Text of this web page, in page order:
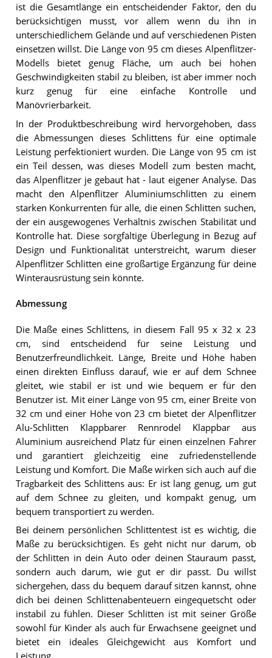
ist die Gesamtlänge ein entscheidender Faktor, den du
berücksichtigen musst, vor allem wenn du ihn in
unterschiedlichem Gelände und auf verschiedenen Pisten
einsetzen willst. Die Länge von 95 cm dieses Alpenflitzer-
Modells bietet genug Fläche, um auch bei hohen
Geschwindigkeiten stabil zu bleiben, ist aber immer noch
kurz genug für eine einfache Kontrolle und
Manövrierbarkeit.
In der Produktbeschreibung wird hervorgehoben, dass
die Abmessungen dieses Schlittens für eine optimale
Leistung perfektioniert wurden. Die Länge von 95 cm ist
ein Teil dessen, was dieses Modell zum besten macht,
das Alpenflitzer je gebaut hat - laut eigener Analyse. Das
macht den Alpenflitzer Aluminiumschlitten zu einem
starken Konkurrenten für alle, die einen Schlitten suchen,
der ein ausgewogenes Verhältnis zwischen Stabilität und
Kontrolle hat. Diese sorgfältige Überlegung in Bezug auf
Design und Funktionalität unterstreicht, warum dieser
Alpenflitzer Schlitten eine großartige Ergänzung für deine
Winterausrüstung sein könnte.
Abmessung
Die Maße eines Schlittens, in diesem Fall 95 x 32 x 23
cm, sind entscheidend für seine Leistung und
Benutzerfreundlichkeit. Länge, Breite und Höhe haben
einen direkten Einfluss darauf, wie er auf dem Schnee
gleitet, wie stabil er ist und wie bequem er für den
Benutzer ist. Mit einer Länge von 95 cm, einer Breite von
32 cm und einer Höhe von 23 cm bietet der Alpenflitzer
Alu-Schlitten Klappbarer Rennrodel Klappbar aus
Aluminium ausreichend Platz für einen einzelnen Fahrer
und garantiert gleichzeitig eine zufriedenstellende
Leistung und Komfort. Die Maße wirken sich auch auf die
Tragbarkeit des Schlittens aus: Er ist lang genug, um gut
auf dem Schnee zu gleiten, und kompakt genug, um
bequem transportiert zu werden.
Bei deinem persönlichen Schlittentest ist es wichtig, die
Maße zu berücksichtigen. Es geht nicht nur darum, ob
der Schlitten in dein Auto oder deinen Stauraum passt,
sondern auch darum, wie gut er dir passt. Du willst
sichergehen, dass du bequem darauf sitzen kannst, ohne
dich bei deinen Schlittenabenteuern eingequetscht oder
instabil zu fühlen. Dieser Schlitten ist mit seiner Größe
sowohl für Kinder als auch für Erwachsene geeignet und
bietet ein ideales Gleichgewicht aus Komfort und